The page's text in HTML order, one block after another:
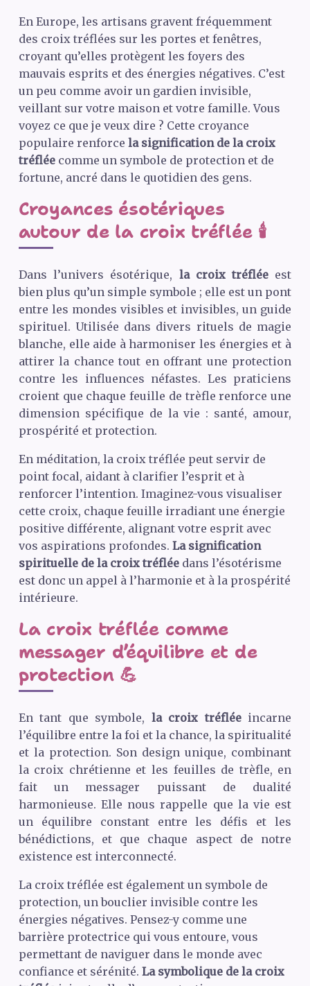
En Europe, les artisans gravent fréquemment
des croix tréflées sur les portes et fenêtres,
croyant qu’elles protègent les foyers des
mauvais esprits et des énergies négatives. C’est
un peu comme avoir un gardien invisible,
veillant sur votre maison et votre famille. Vous
voyez ce que je veux dire ? Cette croyance
populaire renforce la signification de la croix
tréfléecomme un symbole de protection et de
fortune, ancré dans le quotidien des gens.
Croyances ésotériques
autour de la croix tréflée 🕯️
Dans l’univers ésotérique, la croix tréfléeest
bien plus qu’un simple symbole ; elle est un pont
entre les mondes visibles et invisibles, un guide
spirituel. Utilisée dans divers rituels de magie
blanche, elle aide à harmoniser les énergies et à
attirer la chance tout en offrant une protection
contre les influences néfastes. Les praticiens
croient que chaque feuille de trèfle renforce une
dimension spécifique de la vie : santé, amour,
prospérité et protection.
En méditation, la croix tréflée peut servir de
point focal, aidant à clarifier l’esprit et à
renforcer l’intention. Imaginez-vous visualiser
cette croix, chaque feuille irradiant une énergie
positive différente, alignant votre esprit avec
vos aspirations profondes. La signification
spirituelle de la croix tréfléedans l’ésotérisme
est donc un appel à l’harmonie et à la prospérité
intérieure.
La croix tréflée comme
messager d’équilibre et de
protection 💪
En tant que symbole, la croix tréfléeincarne
l’équilibre entre la foi et la chance, la spiritualité
et la protection. Son design unique, combinant
la croix chrétienne et les feuilles de trèfle, en
fait un messager puissant de dualité
harmonieuse. Elle nous rappelle que la vie est
un équilibre constant entre les défis et les
bénédictions, et que chaque aspect de notre
existence est interconnecté.
La croix tréflée est également un symbole de
protection, un bouclier invisible contre les
énergies négatives. Pensez-y comme une
barrière protectrice qui vous entoure, vous
permettant de naviguer dans le monde avec
confiance et sérénité. La symbolique de la croix